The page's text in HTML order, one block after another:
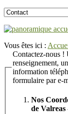
Vous êtes ici :
Contactez-nous !
renseignement,
information
formulaire par e-
Nos
de Valreas